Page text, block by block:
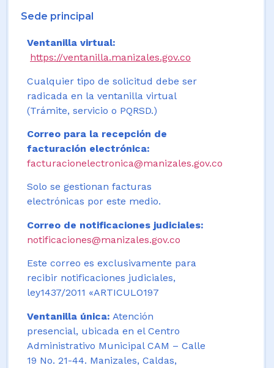
Sede principal
Ventanilla virtual:
https://ventanilla.manizales.gov.co
Cualquier tipo de solicitud debe ser
radicada en la ventanilla virtual
(Trámite, servicio o PQRSD.)
Correo para la recepción de
facturación electrónica:
facturacionelectronica@manizales.gov.co
Solo se gestionan facturas
electrónicas por este medio.
Correo de notificaciones judiciales:
notificaciones@manizales.gov.co
Este correo es exclusivamente para
recibir notificaciones judiciales,
ley1437/2011 «ARTICULO197
Ventanilla única: Atención
presencial, ubicada en el Centro
Administrativo Municipal CAM – Calle
19 No. 21-44. Manizales, Caldas,